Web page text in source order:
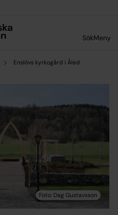
SökMeny
Enslövs kyrkogård i Åled